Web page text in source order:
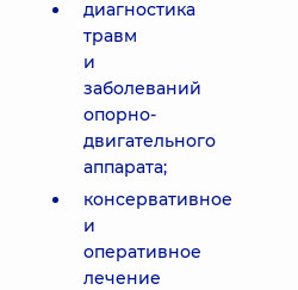
диагностика
травм
и
заболеваний
опорно-
двигательного
аппарата;
консервативное
и
оперативное
лечение